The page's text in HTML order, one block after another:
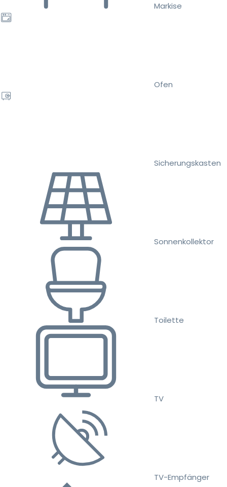
Markise
Ofen
Sicherungskasten
Sonnenkollektor
Toilette
TV
TV-Empfänger